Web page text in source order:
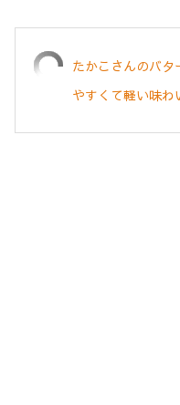
たかこさんのバタ
やすくて軽い味